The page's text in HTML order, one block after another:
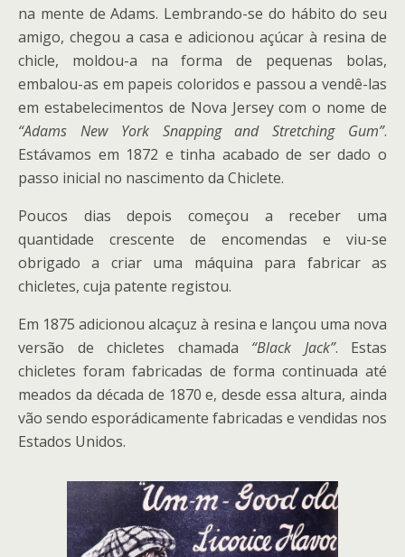
na mente de Adams. Lembrando-se do hábito do seu
amigo, chegou a casa e adicionou açúcar à resina de
chicle, moldou-a na forma de pequenas bolas,
embalou-as em papeis coloridos e passou a vendê-las
em estabelecimentos de Nova Jersey com o nome de
“Adams New York Snapping and Stretching Gum”.
Estávamos em 1872 e tinha acabado de ser dado o
passo inicial no nascimento da Chiclete.
Poucos dias depois começou a receber uma
quantidade crescente de encomendas e viu-se
obrigado a criar uma máquina para fabricar as
chicletes, cuja patente registou.
Em 1875 adicionou alcaçuz à resina e lançou uma nova
versão de chicletes chamada “Black Jack”. Estas
chicletes foram fabricadas de forma continuada até
meados da década de 1870 e, desde essa altura, ainda
vão sendo esporádicamente fabricadas e vendidas nos
Estados Unidos.